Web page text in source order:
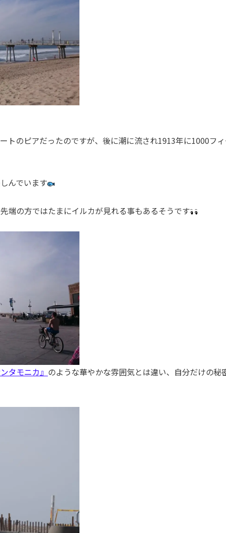
トのピアだったのですが、後に潮に流され1913年に1000フ
んでいます
端の方ではたまにイルカが見れる事もあるそうです
ンタモニカ』 のような華やかな雰囲気とは違い、自分だけの秘